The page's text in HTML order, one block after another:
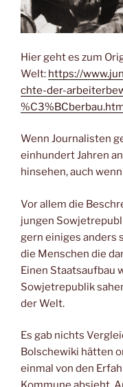
Hier geht es zum
Welt: https://
chte-der-
Wenn Journalisten
einhundert Jahren
hinsehen, auch
Vor allem die
jungen
gern einiges anders
die Menschen die
Einen Staatsaufbau
Sowjetrepublik
der Welt.
Es gab nichts
Bolschewiki hätten
einmal von den